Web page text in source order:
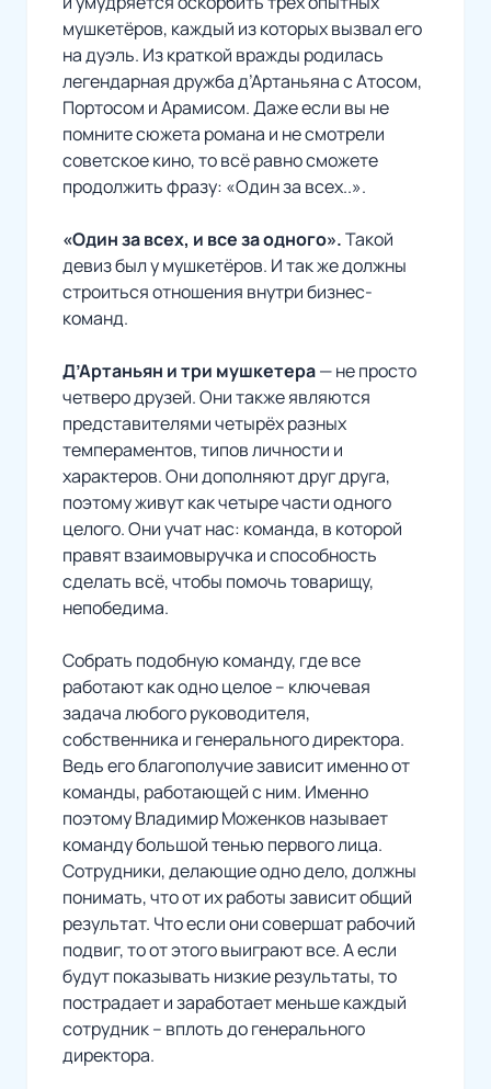
мушкетёров, каждый из которых вызвал его
на дуэль. Из краткой вражды родилась
легендарная дружба д’Артаньяна с Атосом,
Портосом и Арамисом. Даже если вы не
помните сюжета романа и не смотрели
советское кино, то всё равно сможете
продолжить фразу: «Один за всех..».
«Один за всех, и все за одного».Такой
девиз был у мушкетёров. И так же должны
строиться отношения внутри бизнес-
команд.
Д’Артаньян и три мушкетера— не просто
четверо друзей. Они также являются
представителями четырёх разных
темпераментов, типов личности и
характеров. Они дополняют друг друга,
поэтому живут как четыре части одного
целого. Они учат нас: команда, в которой
правят взаимовыручка и способность
сделать всё, чтобы помочь товарищу,
непобедима.
Собрать подобную команду, где все
работают как одно целое – ключевая
задача любого руководителя,
собственника и генерального директора.
Ведь его благополучие зависит именно от
команды, работающей с ним. Именно
поэтому Владимир Моженков называет
команду большой тенью первого лица.
Сотрудники, делающие одно дело, должны
понимать, что от их работы зависит общий
результат. Что если они совершат рабочий
подвиг, то от этого выиграют все. А если
будут показывать низкие результаты, то
пострадает и заработает меньше каждый
сотрудник – вплоть до генерального
директора.